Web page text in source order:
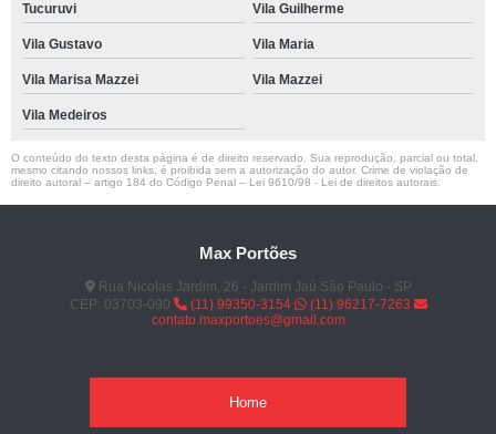
Tucuruvi Vila Guilherme
Vila Gustavo Vila Maria
Vila Marisa Mazzei Vila Mazzei
Vila Medeiros
O conteúdo do texto desta página é de direito reservado. Sua reprodução, parcial ou total,
mesmo citando nossos links, é proibida sem a autorização do autor. Crime de violação de
direito autoral – artigo 184 do Código Penal – Lei 9610/98 - Lei de direitos autorais
Max Portões
Rua Nicolas Jardim, 26 - Jardim Jaú São Paulo - SP
CEP: 03703-090
(11) 99350-3154
(11) 96217-7263
contato.maxportoes@gmail.com
Home